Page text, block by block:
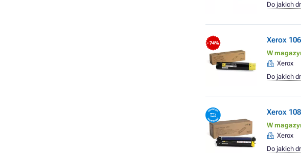
Do jakich
- 74% Xerox
W
Xerox
Do jakich
Xerox
W
Xerox
Do jakich